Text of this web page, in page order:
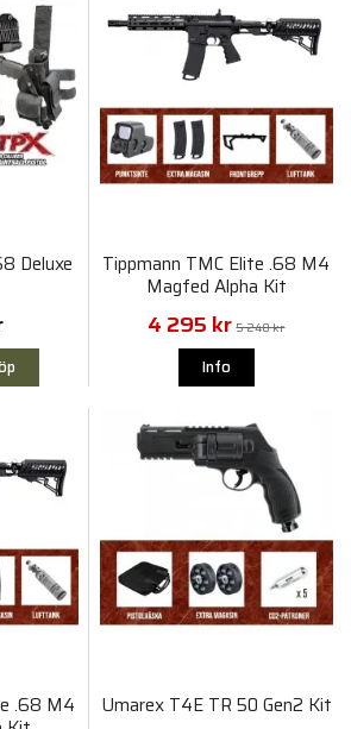
Deluxe Tippmann TMC Elite .68 M4
Magfed Alpha Kit
4 295 kr 5 240 kr
Info
.68 M4 Umarex T4E TR 50 Gen2 Kit